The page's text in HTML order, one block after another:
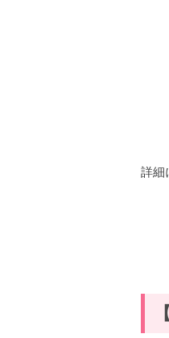
詳細